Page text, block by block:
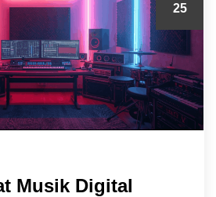
25
Musik Digital